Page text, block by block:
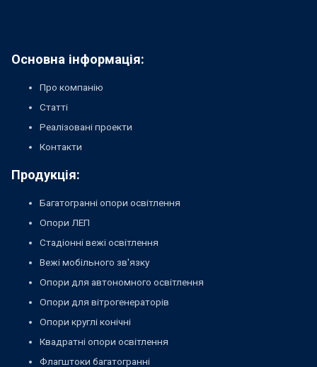
Основна інформація:
Про компанію
Статті
Реалізовані проекти
Контакти
Продукція:
Багатогранні опори освітлення
Опори ЛЕП
Стадіонні вежі освітлення
Вежі мобільного зв'язку
Опори для автономного освітлення
Опори для вітрогенераторів
Опори круглі конічні
Квадратні опори освітлення
Флагштоки багатогранні